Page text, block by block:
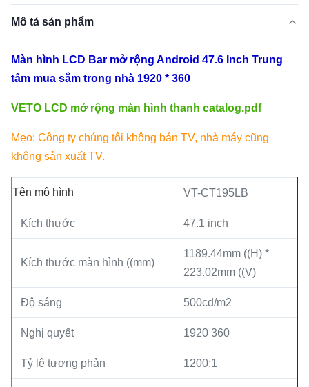
Mô tả sản phẩm
Màn hình LCD Bar mở rộng Android 47.6 Inch Trung
tâm mua sắm trong nhà 1920 * 360
VETO LCD mở rộng màn hình thanh catalog.pdf
Mẹo: Công ty chúng tôi không bán TV, nhà máy cũng
không sản xuất TV.
Tên mô hình VT-CT195LB
Kích thước 47.1 inch
Kích thước màn hình ((mm)
1189.44mm ((H) *
223.02mm ((V)
Độ sáng 500cd/m2
Nghị quyết 1920 360
Tỷ lệ tương phản 1200:1